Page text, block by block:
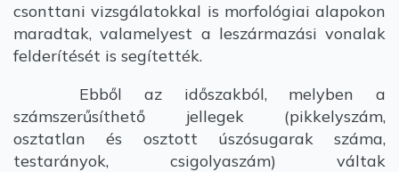
csonttani vizsgálatokkal is morfológiai alapokon
maradtak, valamelyest a leszármazási vonalak
felderítését is segítették.
Ebből az időszakból, melyben a
számszerűsíthető jellegek (pikkelyszám,
osztatlan és osztott úszósugarak száma,
testarányok, csigolyaszám) váltak